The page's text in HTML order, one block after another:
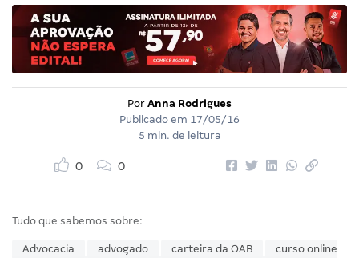
Por Anna Rodrigues
Publicado em 17/05/16
5 min. de leitura
0 0
Tudo que sabemos sobre:
Advocacia advogado carteira da OAB
curso online